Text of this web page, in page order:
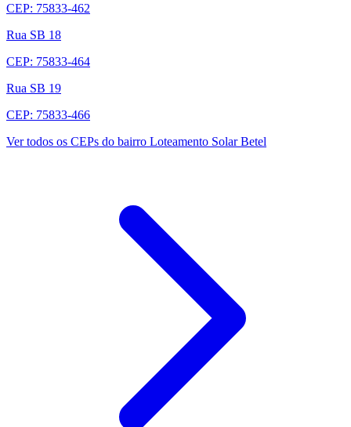
CEP: 75833-462
Rua SB 18
CEP: 75833-464
Rua SB 19
CEP: 75833-466
Ver todos os CEPs do bairro Loteamento Solar Betel